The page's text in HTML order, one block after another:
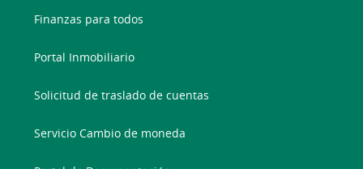
Finanzas para todos
Portal Inmobiliario
Solicitud de traslado de cuentas
Servicio Cambio de moneda